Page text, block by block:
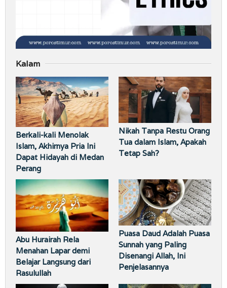
Kalam
Berkali-kali Menolak
Islam, Akhirnya Pria Ini
Dapat Hidayah di Medan
Perang
Nikah Tanpa Restu Orang
Tua dalam Islam, Apakah
Tetap Sah?
Abu Hurairah Rela
Menahan Lapar demi
Belajar Langsung dari
Rasulullah
Puasa Daud Adalah Puasa
Sunnah yang Paling
Disenangi Allah, Ini
Penjelasannya